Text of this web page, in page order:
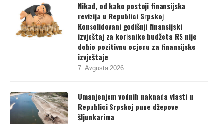
Nikad, od kako postoji finansijska
revizija u Republici Srpskoj
Konsolidovani godišnji finansijski
izvještaj za korisnike budžeta RS nije
dobio pozitivnu ocjenu za finansijske
izvještaje
7. Avgusta 2026.
Umanjenjem vodnih naknada vlasti u
Republici Srpskoj pune džepove
šljunkarima